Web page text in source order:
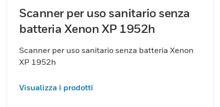
Scanner per uso sanitario senza
batteria Xenon XP 1952h
Scanner per uso sanitario senza batteria Xenon
XP 1952h
Visualizza i prodotti